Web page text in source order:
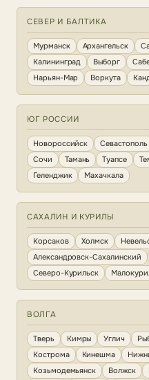
СЕВЕР И БАЛТИКА
Мурманск Архангельск
Калининград
Выборг
Нарьян-Мар
Воркута
ЮГ РОССИИ
Новороссийск Севастополь
Сочи
Тамань Туапсе
Геленджик
Махачкала
САХАЛИН И КУРИЛЫ
Корсаков Холмск
Александровск-Сахалинский
Северо-Курильск
ВОЛГА
Тверь Кимры Углич
Кострома
Кинешма
Козьмодемьянск
Волжск